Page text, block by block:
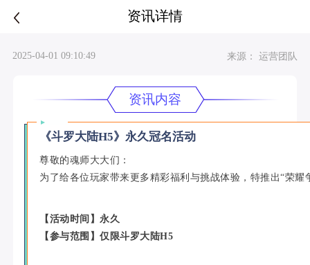
资讯详情
2025-04-01 09:10:49 来源： 运营团队
资讯内容
《斗罗大陆H5》永久冠名活动
尊敬的魂师大大们：
为了给各位玩家带来更多精彩福利与挑战体验，特推出“荣耀
【活动时间】永久
【参与范围】仅限斗罗大陆H5